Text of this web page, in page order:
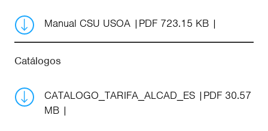
Manual CSU USOA PDF 723.15 KB
Catálogos
CATALOGO_TARIFA_ALCAD_ES
PDF 30.57
MB